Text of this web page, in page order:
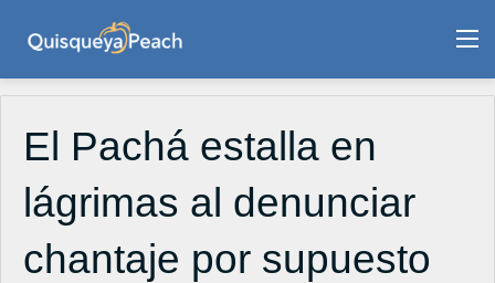
El Pachá estalla en
lágrimas al denunciar
chantaje por supuesto